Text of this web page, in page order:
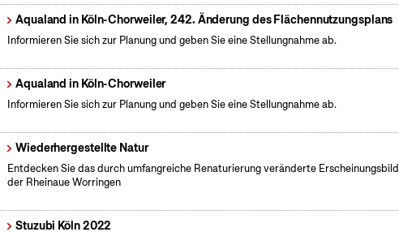
Aqualand in Köln-Chorweiler, 242. Änderung des Flächennutzungsplans
Informieren Sie sich zur Planung und geben Sie eine Stellungnahme ab.
Aqualand in Köln-Chorweiler
Informieren Sie sich zur Planung und geben Sie eine Stellungnahme ab.
Wiederhergestellte Natur
Entdecken Sie das durch umfangreiche Renaturierung veränderte Erscheinungsbild
der Rheinaue Worringen
Stuzubi Köln 2022